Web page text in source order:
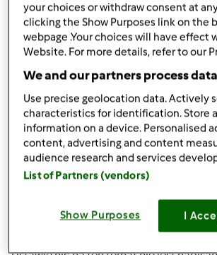
wt., 09/05/2017 - 16:18
Wydaje mi się, że nie masz racji.
Nie tak skutkuje ustawa. Sprzętu nie
serwisu tylko do SPRZEDAWCY!
I u niego ządasz reklamacji i powołujesz
Dodatkowo wysyłasz mu sprzęt na jego
I przy drugiej naprawie SKUTECZNIE
your choices or withdraw consent at
clicking the Show Purposes link on the
webpage .Your choices will have effect
Website. For more details, refer to our
We and our partners process
Use precise geolocation data. Actively
characteristics for identification. Store
information on a device. Personalised
content, advertising and content
audience research and services
List of Partners (vendors)
Show Purposes I